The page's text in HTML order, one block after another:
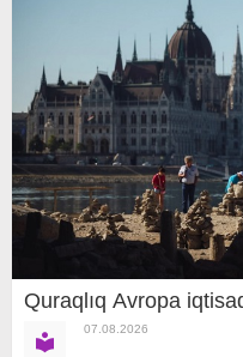
Quraqlıq Avropa
07.08.2026